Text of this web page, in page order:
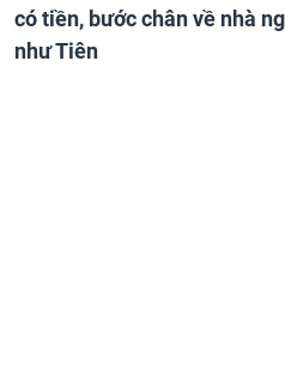
có tiền, bước chân về nhà
như Tiên